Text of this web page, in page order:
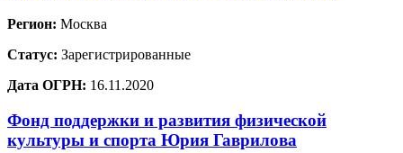
Регион: Москва
Статус: Зарегистрированные
Дата ОГРН: 16.11.2020
Фонд поддержки и развития физической
культуры и спорта Юрия Гаврилова